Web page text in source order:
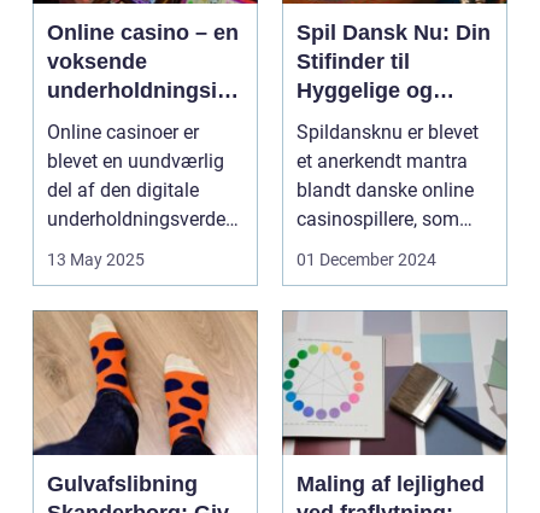
Online casino – en
voksende
underholdningsind
ustri
Online casinoer er
blevet en uundværlig
del af den digitale
underholdningsverden.
13 May 2025
Spil Dansk Nu: Din
Stifinder til
Hyggelige og
Underholdende
Online Casinoer
Spildansknu er blevet
et anerkendt mantra
blandt danske online
casinospillere, som
søger unde...
01 December 2024
Gulvafslibning
Maling af lejlighed